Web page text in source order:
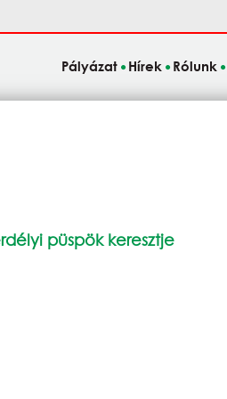
Pályázat Hírek Rólunk
püspök keresztje